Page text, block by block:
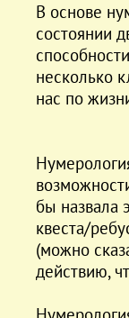
В основе
состоянии
несколько
нас по
бы назвала
квеста/
(можно
действию,